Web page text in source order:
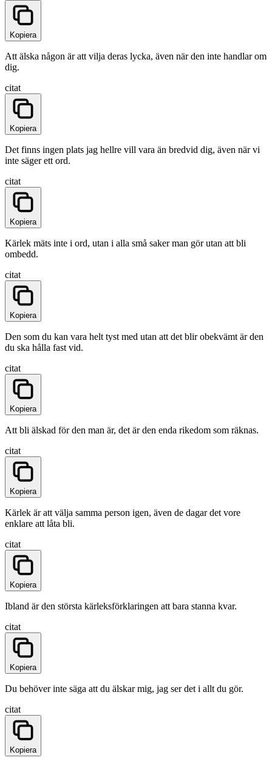
Kopiera
Att älska någon är att vilja deras lycka, även när den inte handlar om
dig.
citat
Kopiera
Det finns ingen plats jag hellre vill vara än bredvid dig, även när vi
inte säger ett ord.
citat
Kopiera
Kärlek mäts inte i ord, utan i alla små saker man gör utan att bli
ombedd.
citat
Kopiera
Den som du kan vara helt tyst med utan att det blir obekvämt är den
du ska hålla fast vid.
citat
Kopiera
Att bli älskad för den man är, det är den enda rikedom som räknas.
citat
Kopiera
Kärlek är att välja samma person igen, även de dagar det vore
enklare att låta bli.
citat
Kopiera
Ibland är den största kärleksförklaringen att bara stanna kvar.
citat
Kopiera
Du behöver inte säga att du älskar mig, jag ser det i allt du gör.
citat
Kopiera